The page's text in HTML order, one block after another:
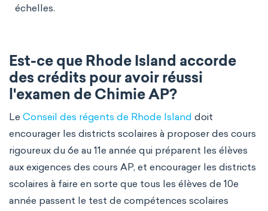
échelles.
Est-ce que Rhode Island accorde
des crédits pour avoir réussi
l'examen de Chimie AP?
Le Conseil des régents de Rhode Island doit
encourager les districts scolaires à proposer des cours
rigoureux du 6e au 11e année qui préparent les élèves
aux exigences des cours AP, et encourager les districts
scolaires à faire en sorte que tous les élèves de 10e
année passent le test de compétences scolaires